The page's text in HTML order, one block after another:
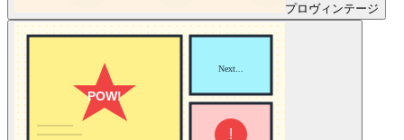
プロ ヴィンテージ